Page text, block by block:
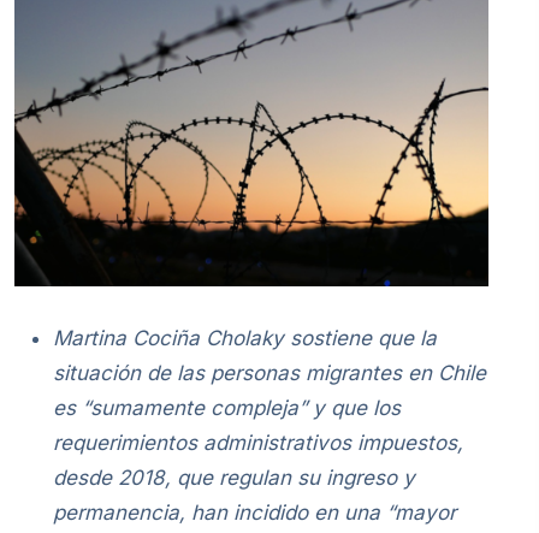
Martina Cociña Cholaky sostiene que la
situación de las personas migrantes en Chile
es “sumamente compleja” y que los
requerimientos administrativos impuestos,
desde 2018, que regulan su ingreso y
permanencia, han incidido en una “mayor